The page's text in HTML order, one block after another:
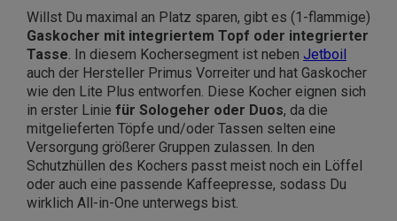
Willst Du maximal an Platz sparen, gibt es (1-flammige)
Gaskocher mit integriertem Topf oder integrierter
Tasse. In diesem Kochersegment ist neben Jetboil
auch der Hersteller Primus Vorreiter und hat Gaskocher
wie den Lite Plus entworfen. Diese Kocher eignen sich
in erster Linie für Sologeher oder Duos, da die
mitgelieferten Töpfe und/oder Tassen selten eine
Versorgung größerer Gruppen zulassen. In den
Schutzhüllen des Kochers passt meist noch ein Löffel
oder auch eine passende Kaffeepresse, sodass Du
wirklich All-in-One unterwegs bist.